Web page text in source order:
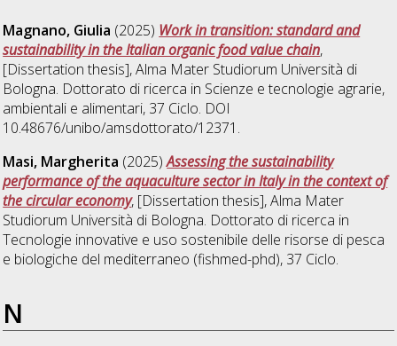
Magnano, Giulia (2025) Work in transition: standard and
sustainability in the Italian organic food value chain,
[Dissertation thesis], Alma Mater Studiorum Università di
Bologna. Dottorato di ricerca in Scienze e tecnologie agrarie,
ambientali e alimentari, 37 Ciclo. DOI
10.48676/unibo/amsdottorato/12371.
Masi, Margherita (2025)Assessing the sustainability
performance of the aquaculture sector in Italy in the context of
the circular economy, [Dissertation thesis], Alma Mater
Studiorum Università di Bologna. Dottorato di ricerca in
Tecnologie innovative e uso sostenibile delle risorse di pesca
e biologiche del mediterraneo (fishmed-phd), 37 Ciclo.
N